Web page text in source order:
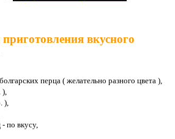
вкусного
перца ( желательно разного цвета ),
),
),
по вкусу,